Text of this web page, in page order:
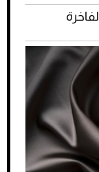
الفاخرة